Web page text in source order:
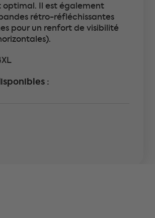
optimal. Il est également
rétro-réfléchissantes
pour un renfort de visibilité
: